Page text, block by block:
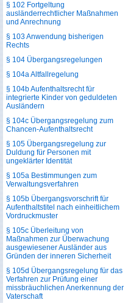
§ 102 Fortgeltung
ausländerrechtlicher Maßnahmen
und Anrechnung
§ 103 Anwendung bisherigen
Rechts
§ 104 Übergangsregelungen
§ 104a Altfallregelung
§ 104b Aufenthaltsrecht für
integrierte Kinder von geduldeten
Ausländern
§ 104c Übergangsregelung zum
Chancen-Aufenthaltsrecht
§ 105 Übergangsregelung zur
Duldung für Personen mit
ungeklärter Identität
§ 105a Bestimmungen zum
Verwaltungsverfahren
§ 105b Übergangsvorschrift für
Aufenthaltstitel nach einheitlichem
Vordruckmuster
§ 105c Überleitung von
Maßnahmen zur Überwachung
ausgewiesener Ausländer aus
Gründen der inneren Sicherheit
§ 105d Übergangsregelung für das
Verfahren zur Prüfung einer
missbräuchlichen Anerkennung der
Vaterschaft